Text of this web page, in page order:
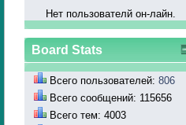
Нет пользователй он-лайн.
Board Stats
Всего пользователей: 806
Всего сообщений: 115656
Всего тем: 4003